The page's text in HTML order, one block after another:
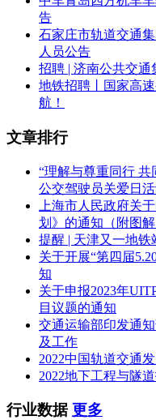
告
石家庄市轨道交通
人员公告
招聘 | 济南公共交通
地铁招聘丨国家高
航！
文章排行
“理解与尊重同行 共
公交驾驶员关爱日
上海市人民政府关
划》的通知（附图解
提醒 | 天津又一地铁
关于开展“第四届
知
关于申报2023年
目议题的通知
交通运输部印发通
及工作
2022中国轨道交通
2022地下工程与隧
行业数据更多